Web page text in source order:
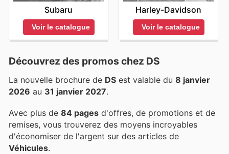
Subaru
Voir le catalogue
Harley-Davidson
Voir le catalogue
Découvrez des promos chez DS
La nouvelle brochure de DS est valable du 8 janvier
2026 au 31 janvier 2027.
Avec plus de 84 pages d'offres, de promotions et de
remises, vous trouverez des moyens incroyables
d'économiser de l'argent sur des articles de
Véhicules.